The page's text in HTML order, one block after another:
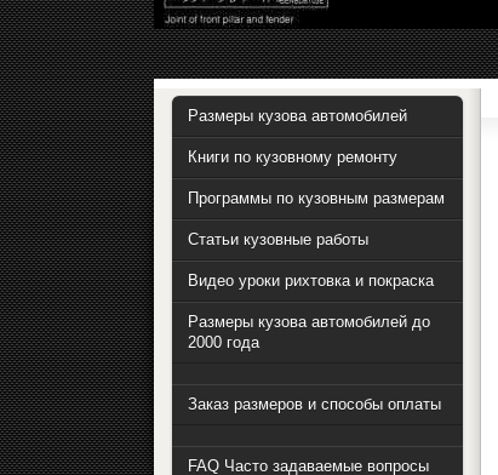
Размеры кузова автомобилей
Книги по кузовному ремонту
Программы по кузовным размерам
Статьи кузовные работы
Видео уроки рихтовка и покраска
Размеры кузова автомобилей до
2000 года
Заказ размеров и способы оплаты
FAQ Часто задаваемые вопросы